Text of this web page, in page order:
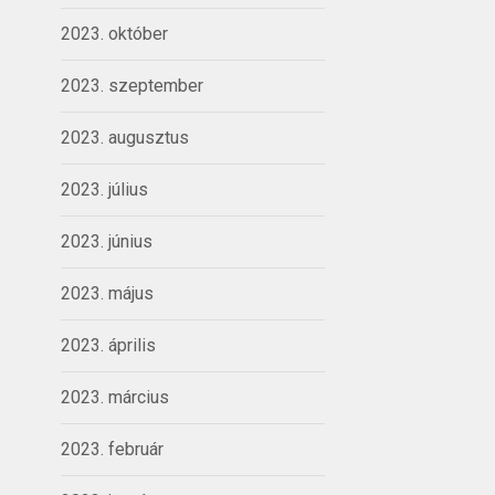
2023. október
2023. szeptember
2023. augusztus
2023. július
2023. június
2023. május
2023. április
2023. március
2023. február